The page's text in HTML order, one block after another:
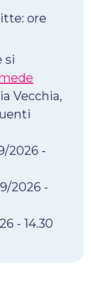
ore
si
Vecchia,
2026 -
2026 -
- 14.30